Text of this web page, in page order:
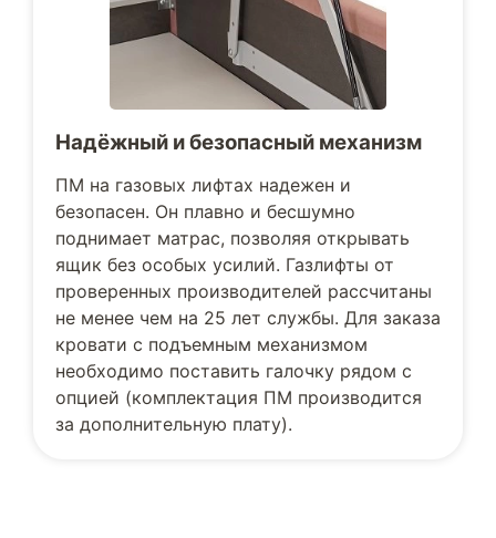
Надёжный и безопасный механизм
ПМ на газовых лифтах надежен и
безопасен. Он плавно и бесшумно
поднимает матрас, позволяя открывать
ящик без особых усилий. Газлифты от
проверенных производителей рассчитаны
не менее чем на 25 лет службы. Для заказа
кровати с подъемным механизмом
необходимо поставить галочку рядом с
опцией (комплектация ПМ производится
за дополнительную плату).